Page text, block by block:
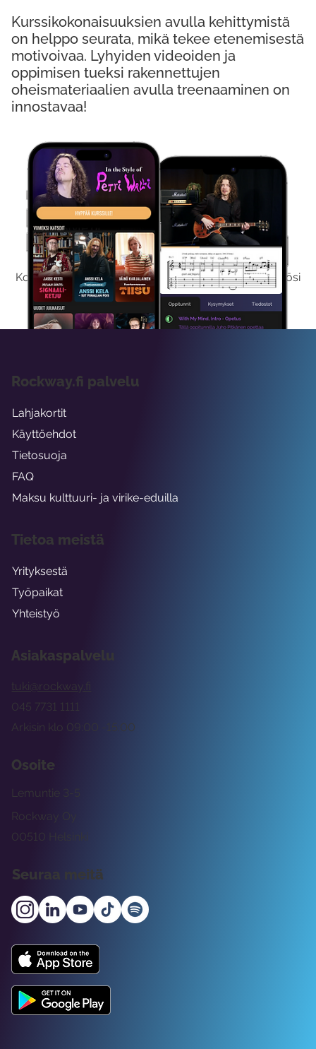
Kokeile Ilmaiseksi
Kokeilemalla ilmaiseksi saat koko sisältömme käyttöösi
viikon ajaksi.
Kurssikokonaisuuksien avulla kehittymistä
on helppo seurata, mikä tekee etenemisestä
motivoivaa. Lyhyiden videoiden ja
oppimisen tueksi rakennettujen
oheismateriaalien avulla treenaaminen on
innostavaa!
Asiakaspalvelu
tuki@rockway.fi
Arkisin klo 09:00 -15:00
045 7731 1111
Osoite
Rockway Oy
Lemuntie 3-5
00510 Helsinki
Seuraa meitä
Rockway.fi palvelu
Lahjakortit
Käyttöehdot
Tietosuoja
FAQ
Maksu kulttuuri- ja virike-eduilla
Tietoa meistä
Yrityksestä
Työpaikat
Yhteistyö